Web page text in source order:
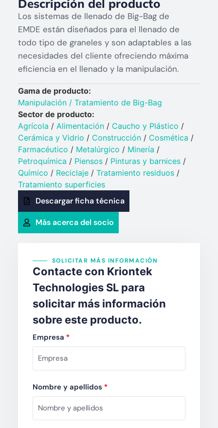
Descripción del producto
Los sistemas de llenado de Big-Bag de
EMDE están diseñados para el llenado de
todo tipo de graneles y son adaptables a las
necesidades del cliente ofreciendo máxima
eficiencia en el llenado y la manipulación.
Gama de producto:
Manipulación / Tratamiento de Big-Bag
Sector de producto:
Agrícola / Alimentación/ Caucho y Plástico​ /
Cerámica y Vidrio​ / Construcción/ Cosmética /
Farmacéutico / Metalúrgico / Minería /
Petroquímica​ / Piensos/ Pinturas y barnices​/
Químico​ / Reciclaje/ Tratamiento residuos/
Tratamiento superficies
Descargar ficha técnica
Más acerca del socio
SOLICITAR MÁS INFORMACIÓN
Contacte con Kriontek
Technologies SL para
solicitar más información
sobre este producto.
Empresa *
Nombre y apellidos *